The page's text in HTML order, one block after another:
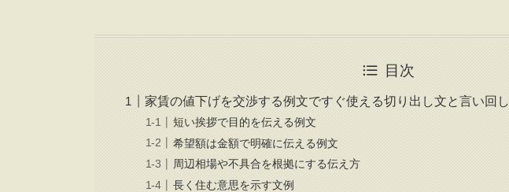
目次
家賃の値下げを交渉する例文ですぐ使える切り出し文と言い回し
短い挨拶で目的を伝える例文
希望額は金額で明確に伝える例文
周辺相場や不具合を根拠にする伝え方
長く住む意思を示す文例